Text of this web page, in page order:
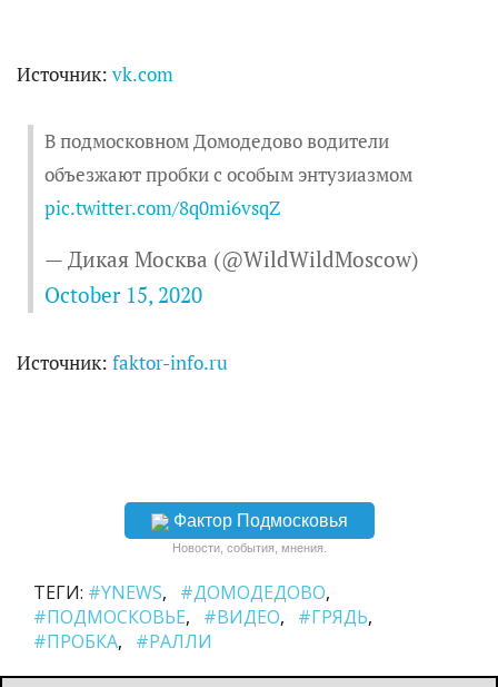
Источник: vk.com
В подмосковном Домодедово водители
объезжают пробки с особым энтузиазмом
pic.twitter.com/8q0mi6vsqZ
— Дикая Москва (@WildWildMoscow)
October 15, 2020
Источник: faktor-info.ru
Фактор Подмосковья
Новости, события, мнения.
ТЕГИ: #YNEWS
#ДОМОДЕДОВО
#ПОДМОСКОВЬЕ
#ВИДЕО
#ГРЯДЬ
#ПРОБКА
#РАЛЛИ